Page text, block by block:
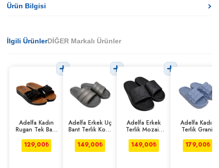
Ürün Bilgisi
İlgili ÜrünlerDİĞER Markalı Ürünler
Adelfa Kadın
Rugan Tek Bant
129,00₺
Adelfa Erkek Üç
Bant Terlik Koyu
149,00₺
Adelfa Erkek
Terlik Mozaik
149,00₺
Adelfa Kadın
Terlik Granit
179,00₺